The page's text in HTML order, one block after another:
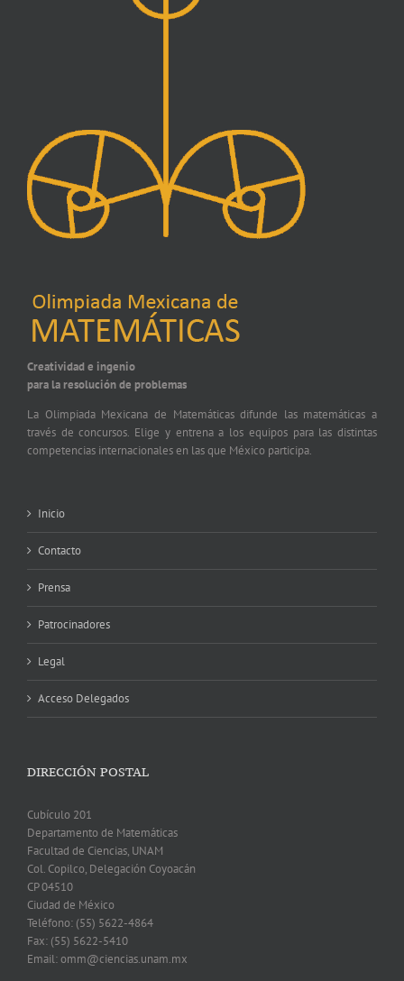
Creatividad e ingenio
para la resolución de problemas
La Olimpiada Mexicana de Matemáticas difunde las matemáticas a
través de concursos. Elige y entrena a los equipos para las distintas
competencias internacionales en las que México participa.
Inicio
Contacto
Prensa
Patrocinadores
Legal
Acceso Delegados
DIRECCIÓN POSTAL
Cubículo 201
Departamento de Matemáticas
Facultad de Ciencias, UNAM
Col. Copilco, Delegación Coyoacán
CP 04510
Ciudad de México
Teléfono: (55) 5622-4864
Fax: (55) 5622-5410
Email: omm@ciencias.unam.mx